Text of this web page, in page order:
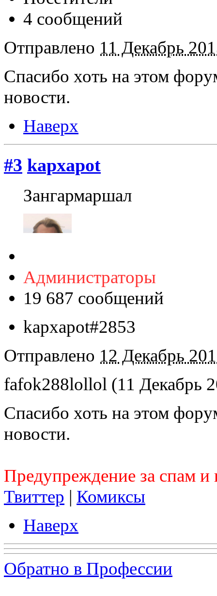
4 сообщений
Отправлено 11 Декабрь
Спасибо хоть на этом
новости.
Наверх
#3 kapxapot
Зангармаршал
Администраторы
19 687 сообщений
kapxapot#2853
Отправлено 12 Декабрь
fafok288lollol (11 Декабрь
Спасибо хоть на этом
новости.
Предупреждение за спам и
Твиттер | Комиксы
Наверх
Обратно в Профессии